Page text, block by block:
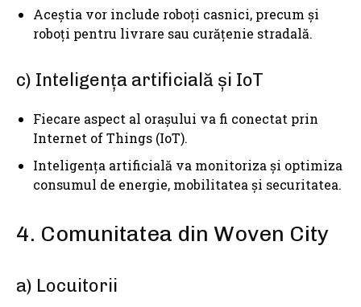
Aceștia vor include roboți casnici, precum și
roboți pentru livrare sau curățenie stradală.
c) Inteligența artificială și IoT
Fiecare aspect al orașului va fi conectat prin
Internet of Things (IoT).
Inteligența artificială va monitoriza și optimiza
consumul de energie, mobilitatea și securitatea.
4. Comunitatea din Woven City
a) Locuitorii